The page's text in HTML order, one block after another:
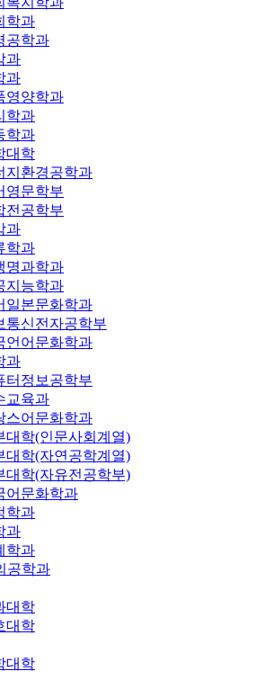
학과
공학과
과
과
영양학과
학과
학과
대학
지환경공학과
영문학부
전공학부
과
학과
명과학과
지능학과
일본문화학과
통신전자공학부
언어문화학과
과
터정보공학부
교육과
스어문화학과
대학(인문사회계열)
대학(자연공학계열)
대학(자유전공학부)
어문화학과
학과
과
학과
공학과
대학
대학
대학